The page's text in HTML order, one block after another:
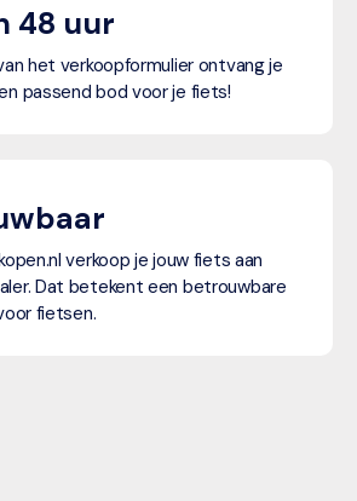
48 uur
het verkoopformulier ontvang je
passend bod voor je fiets!
verkoop je jouw fiets aan
Dat betekent een betrouwbare
fietsen.